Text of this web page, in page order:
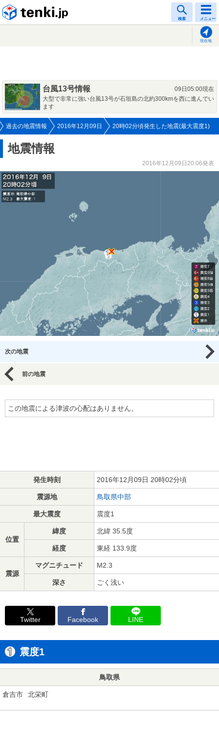
検索 メニュー
現在地
台風13号情報
09日05:00現在
大型で非常に強い台風13号が石垣島の北約300kmを西に進んでい
ます
過去の地震情報 2016年12月09日 20時02分頃発生した地震(最大震度1)
地震情報
2016年12月09日20:06発表
次の地震
前の地震
この地震による津波の心配はありません。
発生時刻 2016年12月09日 20時02分頃
震源地 鳥取県中部
最大震度 震度1
位置
緯度 北緯 35.5度
経度 東経 133.9度
震源
マグニチュード M2.3
深さ ごく浅い
Twitter Facebook LINE
震度1
鳥取県
倉吉市 北栄町